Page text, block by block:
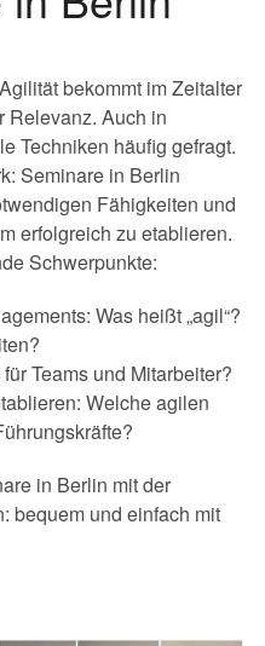
bekommt im Zeitalter
Relevanz. Auch in
Techniken häufig gefragt.
Seminare in Berlin
Fähigkeiten und
erfolgreich zu etablieren.
Schwerpunkte:
Was heißt „agil“?
Teams und Mitarbeiter?
Welche agilen
in Berlin mit der
bequem und einfach mit